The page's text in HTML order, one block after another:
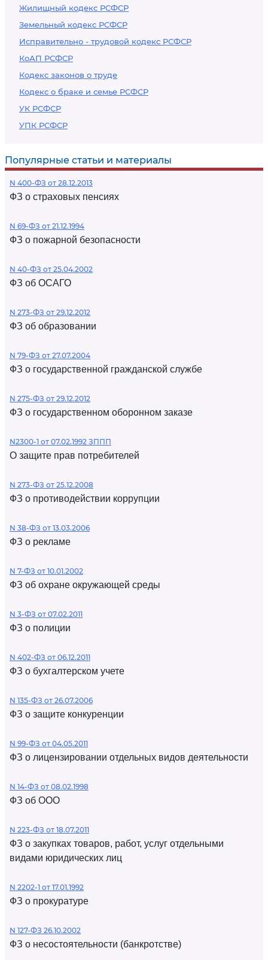
Жилищный кодекс РСФСР
Земельный кодекс РСФСР
Исправительно - трудовой кодекс РСФСР
КоАП РСФСР
Кодекс законов о труде
Кодекс о браке и семье РСФСР
УК РСФСР
УПК РСФСР
Популярные статьи и материалы
N 400-ФЗ от 28.12.2013
ФЗ о страховых пенсиях
N 69-ФЗ от 21.12.1994
ФЗ о пожарной безопасности
N 40-ФЗ от 25.04.2002
ФЗ об ОСАГО
N 273-ФЗ от 29.12.2012
ФЗ об образовании
N 79-ФЗ от 27.07.2004
ФЗ о государственной гражданской службе
N 275-ФЗ от 29.12.2012
ФЗ о государственном оборонном заказе
N2300-1 от 07.02.1992 ЗППП
О защите прав потребителей
N 273-ФЗ от 25.12.2008
ФЗ о противодействии коррупции
N 38-ФЗ от 13.03.2006
ФЗ о рекламе
N 7-ФЗ от 10.01.2002
ФЗ об охране окружающей среды
N 3-ФЗ от 07.02.2011
ФЗ о полиции
N 402-ФЗ от 06.12.2011
ФЗ о бухгалтерском учете
N 135-ФЗ от 26.07.2006
ФЗ о защите конкуренции
N 99-ФЗ от 04.05.2011
ФЗ о лицензировании отдельных видов деятельности
N 14-ФЗ от 08.02.1998
ФЗ об ООО
N 223-ФЗ от 18.07.2011
ФЗ о закупках товаров, работ, услуг отдельными
видами юридических лиц
N 2202-1 от 17.01.1992
ФЗ о прокуратуре
N 127-ФЗ 26.10.2002
ФЗ о несостоятельности (банкротстве)